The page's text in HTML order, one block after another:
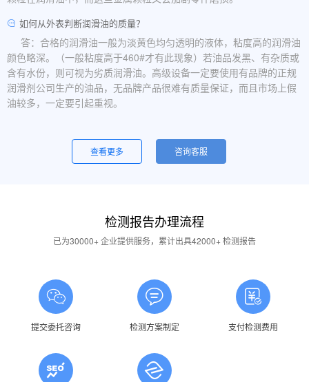
如何从外表判断润滑油的质量？
答：合格的润滑油一般为淡黄色均匀透明的液体，粘度高的润滑油
颜色略深。（一般粘度高于460#才有此现象）若油品发黑、有杂质或
含有水份，则可视为劣质润滑油。高级设备一定要使用有品牌的正规
润滑剂公司生产的油品，无品牌产品很难有质量保证，而且市场上假
油较多，一定要引起重视。
一般是润滑油质量问题，合格的润滑油使用中不应出现大量泡沫，
用户不应采用会产生泡沫的润滑油。还有一个可能的原因是混油可能
答：一般情况下油品发白是由于油箱进水后造成的，是乳化现象，
应避免水进入润滑油箱体或避免雨水进入已开封的油桶中。具体操作
润滑油的号数是什么意思？
答：根据ISO标准，工业润滑油按40℃ 温度条件下测定的粘度分
为若干个粘度等级，数据越大则粘度越高，因此润滑油的号数指其粘
润滑油粘度高是否说明润滑油质量好？
查看更多 咨询客服
检测报告办理流程
已为30000+ 企业提供服务，累计出具42000+ 检测报告
提交委托咨询 检测方案制定 支付检测费用